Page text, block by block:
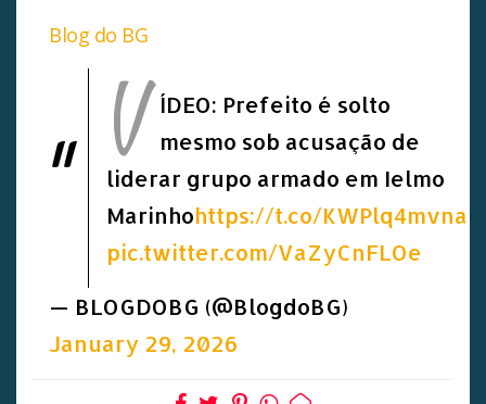
Blog do BG
V ÍDEO: Prefeito é solto
mesmo sob acusação de
liderar grupo armado em Ielmo
Marinhohttps://t.co/KWPlq4mvna
pic.twitter.com/VaZyCnFLOe
— BLOGDOBG (@BlogdoBG)
January 29, 2026